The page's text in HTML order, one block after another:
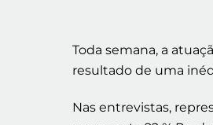
Toda semana, a
resultado de uma
Nas entrevistas,